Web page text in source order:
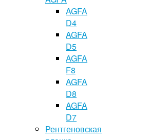
AGFA
D4
AGFA
D5
AGFA
F8
AGFA
D8
AGFA
D7
Рентгеновская